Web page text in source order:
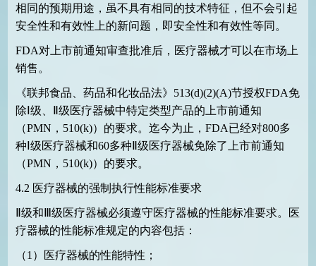
相同的预期用途，虽不具有相同的技术特征，但不会引起
安全性和有效性上的新问题，即安全性和有效性等同。
FDA对上市前通知审查批准后，医疗器械才可以在市场上
销售。
《联邦食品、药品和化妆品法》 513(d)(2)(A)节授权FDA免
除Ⅰ级、Ⅱ级医疗器械中特定类型产品的上市前通知
（PMN ， 510(k)）的要求。迄今为止， FDA已经对800多
种Ⅰ级医疗器械和60多种Ⅱ级医疗器械免除了上市前通知
（PMN ， 510(k)）的要求。
4.2 医疗器械的强制执行性能标准要求
Ⅱ级和Ⅲ级医疗器械必须遵守医疗器械的性能标准要求。医
疗器械的性能标准规定的内容包括：
（1 ）医疗器械的性能特性；